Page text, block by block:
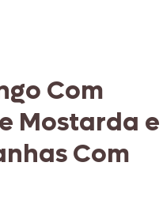
Com
Mostarda e
Com